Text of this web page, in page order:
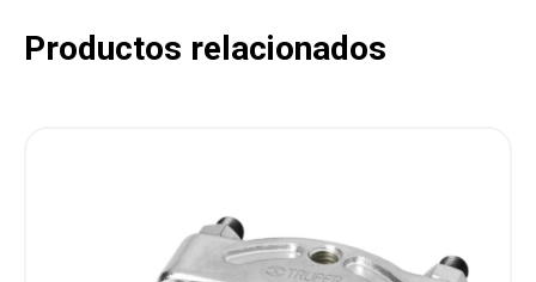
Productos relacionados